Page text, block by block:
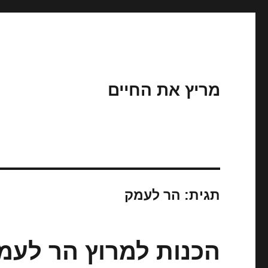
מריץ את החיים
תגית: הר לעמק
הכנות למרוץ הר לעמק